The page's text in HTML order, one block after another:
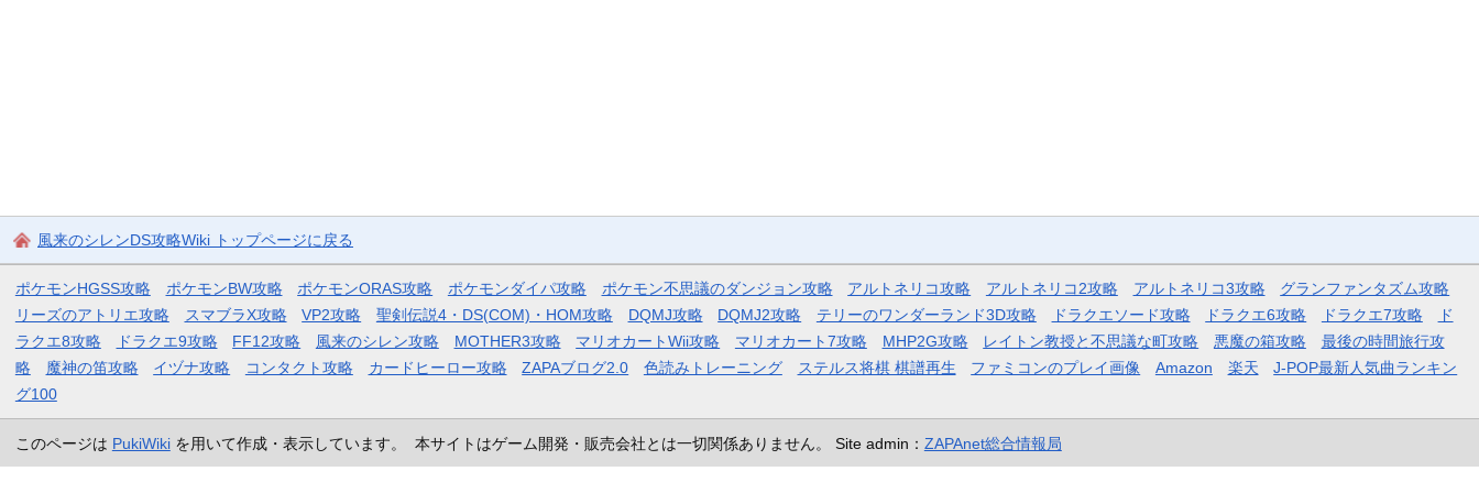
風来のシレンDS攻略Wiki トップページに戻る
ポケモンHGSS攻略 ポケモンBW攻略 ポケモンORAS攻略 ポケモンダイパ攻略 ポケモン不思議のダンジョン攻略 アルトネリコ攻略 アルトネリコ2攻略 アルトネリコ3攻略
グランファンタズム攻略
リーズのアトリエ攻略
スマブラX攻略 VP2攻略 聖剣伝説4・DS(COM)・HOM攻略 DQMJ攻略 DQMJ2攻略 テリーのワンダーランド3D攻略 ドラクエソード攻略 ドラクエ6攻略 ドラクエ7攻略
ド
ラクエ8攻略
ドラクエ9攻略 FF12攻略 風来のシレン攻略 MOTHER3攻略 マリオカートWii攻略 マリオカート7攻略 MHP2G攻略 レイトン教授と不思議な町攻略 悪魔の箱攻略
最後の時間旅行攻
略
魔神の笛攻略 イヅナ攻略 コンタクト攻略 カードヒーロー攻略 ZAPAブログ2.0 色読みトレーニング ステルス将棋 棋譜再生 ファミコンのプレイ画像 Amazon 楽天
J-POP最新人気曲ランキン
グ100
このページは PukiWikiを用いて作成・表示しています。 本サイトはゲーム開発・販売会社とは一切関係ありません。 Site admin： ZAPAnet総合情報局